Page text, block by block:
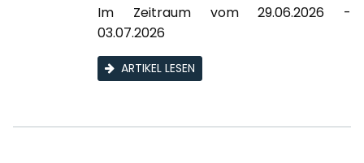
Im Zeitraum vom 29.06.2026 -
03.07.2026
ARTIKEL LESEN